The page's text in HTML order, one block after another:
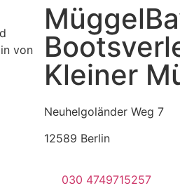
von
Kleiner
Neuhelgoländer Weg 7
12589 Berlin
030 4749715257